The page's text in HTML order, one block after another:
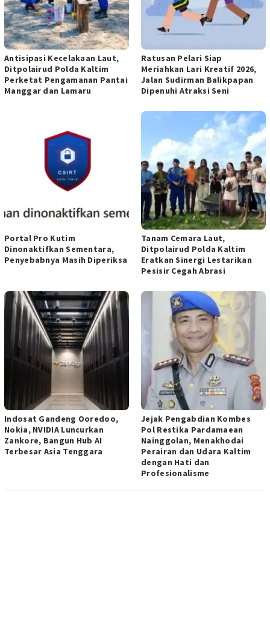
Antisipasi Kecelakaan Laut,
Ditpolairud Polda Kaltim
Perketat Pengamanan Pantai
Manggar dan Lamaru
Ratusan Pelari Siap
Meriahkan Lari Kreatif 2026,
Jalan Sudirman Balikpapan
Dipenuhi Atraksi Seni
Portal Pro Kutim
Dinonaktifkan Sementara,
Penyebabnya Masih Diperiksa
Tanam Cemara Laut,
Ditpolairud Polda Kaltim
Eratkan Sinergi Lestarikan
Pesisir Cegah Abrasi
Indosat Gandeng Ooredoo,
Nokia, NVIDIA Luncurkan
Zankore, Bangun Hub AI
Terbesar Asia Tenggara
Jejak Pengabdian Kombes
Pol Restika Pardamaean
Nainggolan, Menakhodai
Perairan dan Udara Kaltim
dengan Hati dan
Profesionalisme